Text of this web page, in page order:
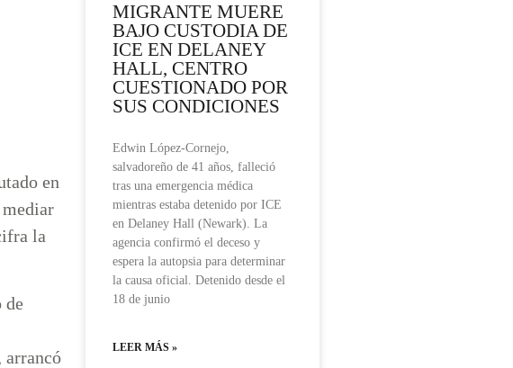
en
la
de
arrancó
MIGRANTE MUERE
BAJO CUSTODIA DE
ICE EN DELANEY
HALL, CENTRO
CUESTIONADO POR
SUS CONDICIONES
Edwin López-Cornejo,
salvadoreño de 41 años, falleció
tras una emergencia médica
mientras estaba detenido por ICE
en Delaney Hall (Newark). La
agencia confirmó el deceso y
espera la autopsia para determinar
la causa oficial. Detenido desde el
18 de junio
LEER MÁS »